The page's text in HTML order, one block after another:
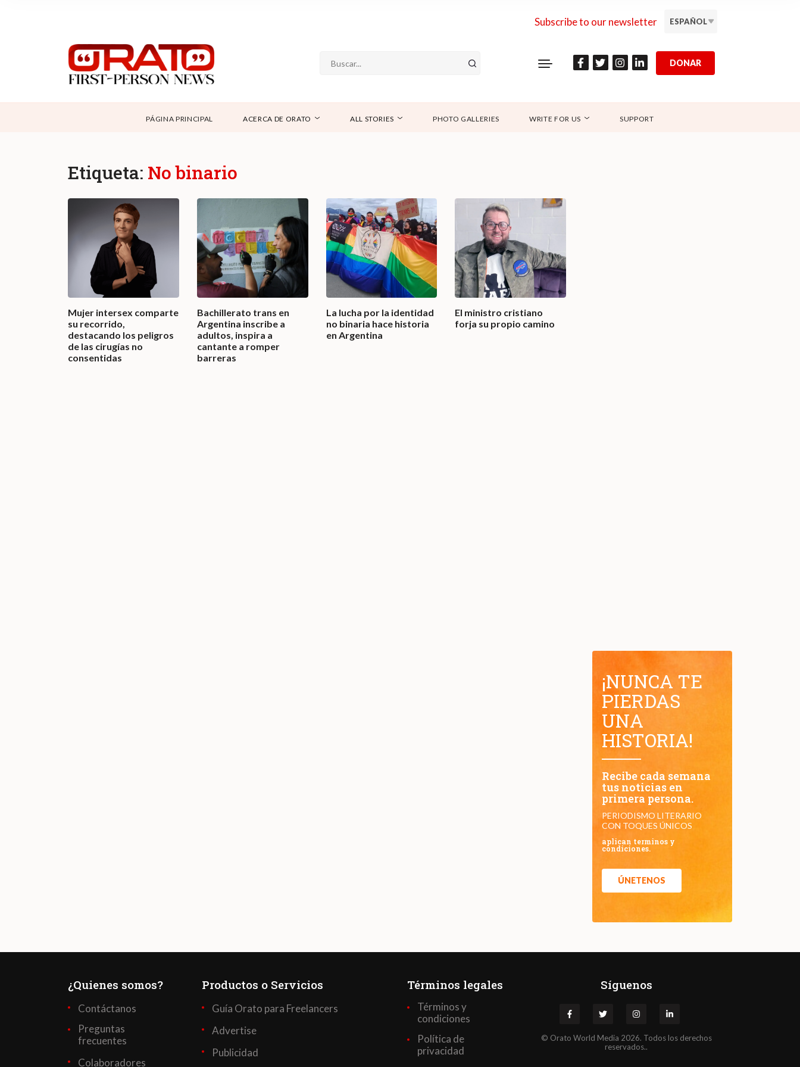
Subscribe to our newsletter ESPAÑOL
SUPPORT
CONTÁCTANOS
DONAR
PÁGINA PRINCIPAL ACERCA DE ORATO ALL STORIES PHOTO GALLERIES WRITE FOR US SUPPORT
Etiqueta: No binario
Mujer intersex comparte
su recorrido,
destacando los peligros
de las cirugías no
consentidas
Bachillerato trans en
Argentina inscribe a
adultos, inspira a
cantante a romper
barreras
La lucha por la identidad
no binaria hace historia
en Argentina
El ministro cristiano
forja su propio camino
¡NUNCA TE
PIERDAS
UNA
HISTORIA!
Recibe cada semana
tus noticias en
primera persona.
PERIODISMO LITERARIO
CON TOQUES ÚNICOS
aplican terminos y
condiciones.
ÚNETENOS
¿Quienes somos?
Contáctanos
Preguntas
frecuentes
Colaboradores
Productos o Servicios
Guía Orato para Freelancers
Advertise
Publicidad
Términos legales
Términos y
condiciones
Política de
privacidad
Síguenos
© Orato World Media 2026. Todos los derechos
reservados..